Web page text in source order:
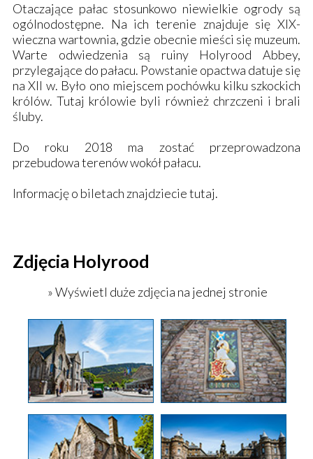
Otaczające pałac stosunkowo niewielkie ogrody są
ogólnodostępne. Na ich terenie znajduje się XIX-
wieczna wartownia, gdzie obecnie mieści się muzeum.
Warte odwiedzenia są ruiny Holyrood Abbey,
przylegające do pałacu. Powstanie opactwa datuje się
na XII w. Było ono miejscem pochówku kilku szkockich
królów. Tutaj królowie byli również chrzczeni i brali
śluby.
Do roku 2018 ma zostać przeprowadzona
przebudowa terenów wokół pałacu.
Informację o biletach znajdziecietutaj.
Zdjęcia Holyrood
» Wyświetl duże zdjęcia na jednej stronie